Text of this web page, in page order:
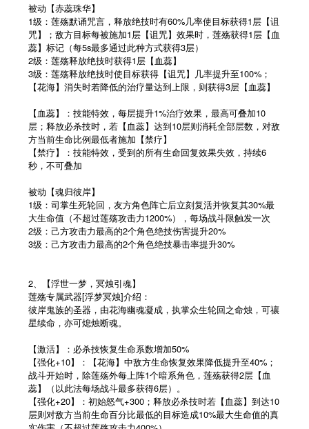
被动【赤蕊珠华】
1级：莲殇默诵咒言，释放绝技时有60%几率使目标获得1层【诅
咒】；敌方目标每被施加1层【诅咒】效果时，莲殇获得1层【血
蕊】标记（每5s最多通过此种方式获得3层）
2级：莲殇释放绝技时获得1层【血蕊】
3级：莲殇释放绝技时使目标获得【诅咒】几率提升至100%；
【花海】消失时若降低的治疗量达到上限，则获得3层【血蕊】
【血蕊】：技能特效，每层提升1%治疗效果，最高可叠加10
层；释放必杀技时，若【血蕊】达到10层则消耗全部层数，对敌
方当前生命比例最低者施加【禁疗】
【禁疗】：技能特效，受到的所有生命回复效果失效，持续6
秒，不可叠加
被动【魂归彼岸】
1级：司掌生死轮回，友方角色阵亡后立刻复活并恢复其30%最
大生命值（不超过莲殇攻击力1200%），每场战斗限触发一次
2级：己方攻击力最高的2个角色绝技伤害提升20%
3级：己方攻击力最高的2个角色绝技暴击率提升30%
2、【浮世一梦，冥烛引魂】
莲殇专属武器[浮梦冥烛]介绍：
彼岸鬼族的圣器，由花海幽魂凝成，执掌众生轮回之命烛，可禳
星续命，亦可熄烛断魂。
【激活】：必杀技恢复生命系数增加50%
【强化+10】：【花海】中敌方生命恢复效果降低提升至40%；
战斗开始时，除莲殇外每上阵1个暗系角色，莲殇获得2层【血
蕊】（以此法每场战斗最多获得6层）。
【强化+20】：初始怒气+300；释放必杀技时若【血蕊】到达10
层则对敌方当前生命百分比最低的目标造成10%最大生命值的真